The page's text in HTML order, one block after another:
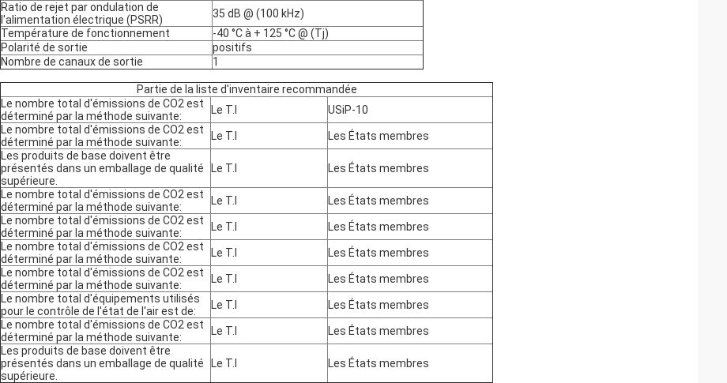
Ratio de rejet par ondulation de
l'alimentation électrique (PSRR)
35 dB @ (100 kHz)
Température de fonctionnement
-40 °C à + 125 °C @ (Tj)
Polarité de sortie
positifs
Nombre de canaux de sortie
1
Partie de la liste d'inventaire recommandée
Le nombre total d'émissions de CO2 est
déterminé par la méthode suivante:
Le T.I
USiP-10
Le nombre total d'émissions de CO2 est
déterminé par la méthode suivante:
Le T.I
Les États membres
Les produits de base doivent être
présentés dans un emballage de qualité
supérieure.
Le T.I Les États membres
Le nombre total d'émissions de CO2 est
déterminé par la méthode suivante:
Le T.I
Les États membres
Le nombre total d'émissions de CO2 est
déterminé par la méthode suivante:
Le T.I
Les États membres
Le nombre total d'émissions de CO2 est
déterminé par la méthode suivante:
Le T.I
Les États membres
Le nombre total d'émissions de CO2 est
déterminé par la méthode suivante:
Le T.I
Les États membres
Le nombre total d'équipements utilisés
pour le contrôle de l'état de l'air est de:
Le T.I
Les États membres
Le nombre total d'émissions de CO2 est
déterminé par la méthode suivante:
Le T.I
Les États membres
Les produits de base doivent être
présentés dans un emballage de qualité
supérieure.
Le T.I Les États membres